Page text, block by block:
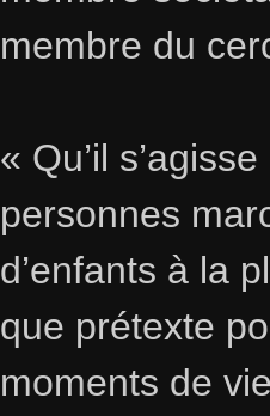
membre du
« Qu’il
personnes
d’enfants à la
que prétexte
moments de